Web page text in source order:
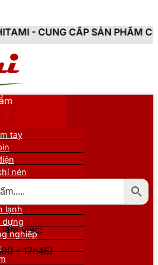
PHẨM CHÍNH HÃNG, MỚI
việc:
- 17h45)
tay
nén
đỡ
lạnh
dựng
nghiệp